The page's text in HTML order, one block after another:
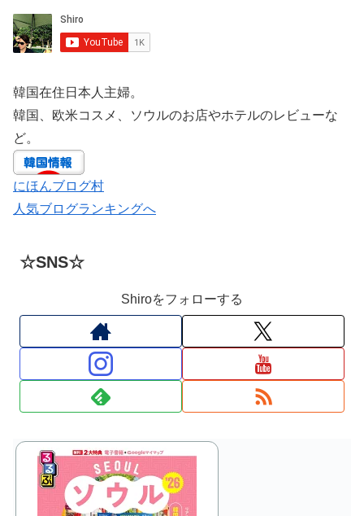
韓国在住日本人主婦。
韓国、欧米コスメ、ソウルのお店やホテルのレビューな
ど。
にほんブログ村
人気ブログランキングへ
☆SNS☆
Shiroをフォローする